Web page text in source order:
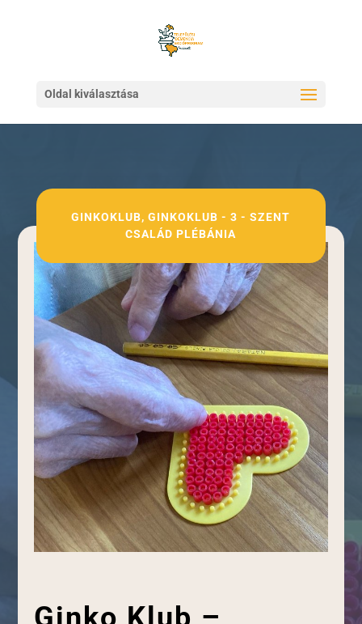
Oldal kiválasztása
GINKOKLUB,GINKOKLUB - 3 - SZENT
CSALÁD PLÉBÁNIA